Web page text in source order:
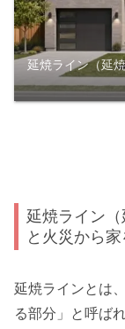
延焼ライン（延
延焼ライン
と火災から
延焼ラインとは
る部分」と呼ば